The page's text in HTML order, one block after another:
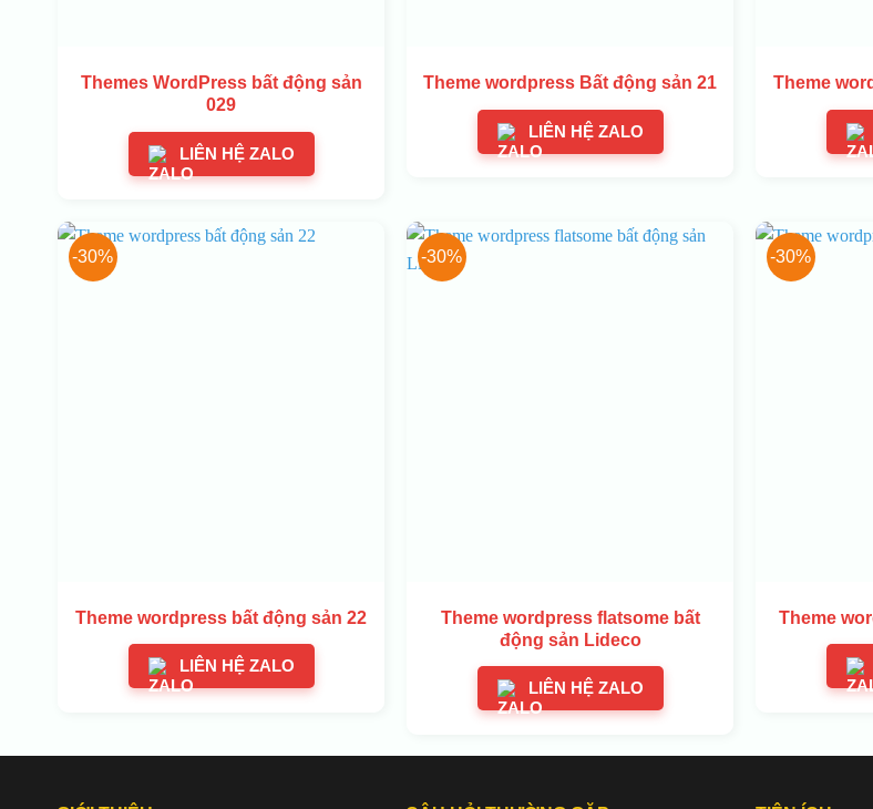
Themes WordPress bất động sản
029
LIÊN HỆ ZALO
Theme wordpress Bất động sản 21
LIÊN HỆ ZALO
Theme
-30%
Theme wordpress bất động sản 22
LIÊN HỆ ZALO
-30%
Theme wordpress flatsome bất
động sản Lideco
LIÊN HỆ ZALO
-30%
Theme